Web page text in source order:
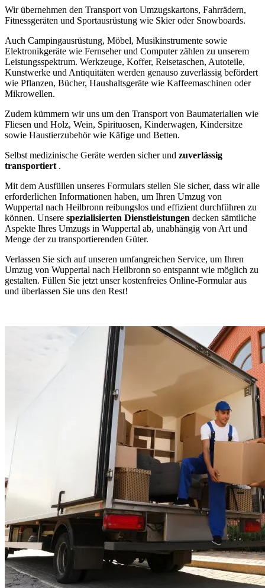
Wir übernehmen den Transport von Umzugskartons, Fahrrädern,
Fitnessgeräten und Sportausrüstung wie Skier oder Snowboards.
Auch Campingausrüstung, Möbel, Musikinstrumente sowie
Elektronikgeräte wie Fernseher und Computer zählen zu unserem
Leistungsspektrum. Werkzeuge, Koffer, Reisetaschen, Autoteile,
Kunstwerke und Antiquitäten werden genauso zuverlässig befördert
wie Pflanzen, Bücher, Haushaltsgeräte wie Kaffeemaschinen oder
Mikrowellen.
Zudem kümmern wir uns um den Transport von Baumaterialien wie
Fliesen und Holz, Wein, Spirituosen, Kinderwagen, Kindersitze
sowie Haustierzubehör wie Käfige und Betten.
Selbst medizinische Geräte werden sicher und zuverlässig
transportiert .
Mit dem Ausfüllen unseres Formulars stellen Sie sicher, dass wir alle
erforderlichen Informationen haben, um Ihren Umzug von
Wuppertal nach Heilbronn reibungslos und effizient durchführen zu
können. Unsere spezialisierten Dienstleistungen decken sämtliche
Aspekte Ihres Umzugs in Wuppertal ab, unabhängig von Art und
Menge der zu transportierenden Güter.
Verlassen Sie sich auf unseren umfangreichen Service, um Ihren
Umzug von Wuppertal nach Heilbronn so entspannt wie möglich zu
gestalten. Füllen Sie jetzt unser kostenfreies Online-Formular aus
und überlassen Sie uns den Rest!